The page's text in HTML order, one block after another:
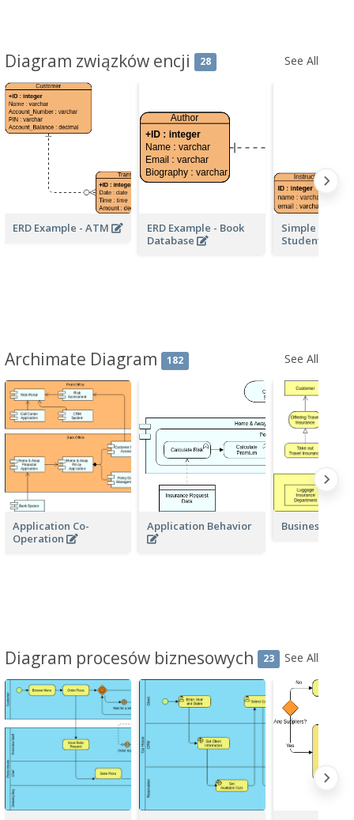
Diagram związków encji 28 See All
ERD Example - ATM
ERD Example - Book
Database
Simple
Student ERD
Archimate Diagram 182 See All
Application Co-
Operation
Application Behavior Business
Diagram procesów biznesowych 23 See All